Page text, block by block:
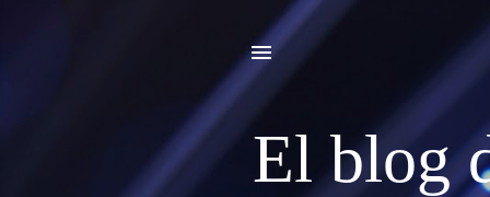
El blog